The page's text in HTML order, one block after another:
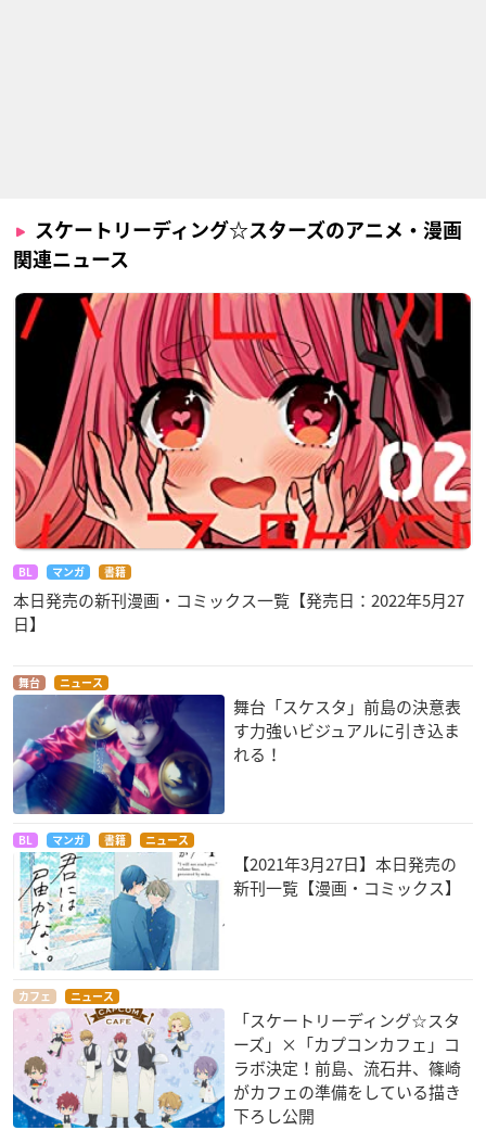
スケートリーディング☆スターズのアニメ・漫画
関連ニュース
BL マンガ 書籍
本日発売の新刊漫画・コミックス一覧【発売日：2022年5月27
日】
舞台 ニュース
舞台「スケスタ」前島の決意表
す力強いビジュアルに引き込ま
れる！
BL マンガ 書籍 ニュース
【2021年3月27日】本日発売の
新刊一覧【漫画・コミックス】
カフェ ニュース
「スケートリーディング☆スタ
ーズ」×「カプコンカフェ」コ
ラボ決定！前島、流石井、篠崎
がカフェの準備をしている描き
下ろし公開